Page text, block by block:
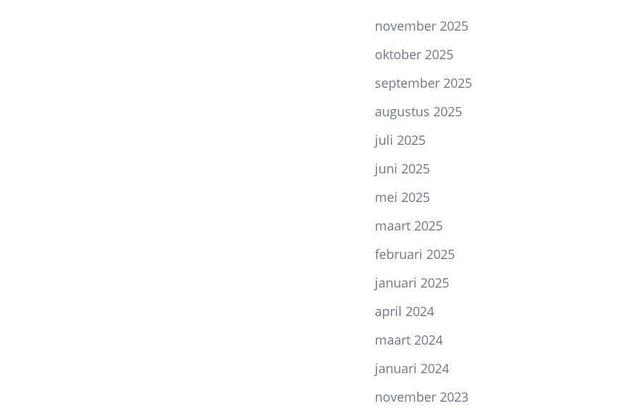
november 2025
oktober 2025
september 2025
augustus 2025
juli 2025
juni 2025
mei 2025
maart 2025
februari 2025
januari 2025
april 2024
maart 2024
januari 2024
november 2023